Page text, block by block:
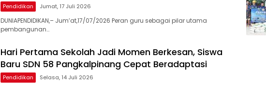
Pendidikan Jumat, 17 Juli 2026
DUNIAPENDIDIKAN,– Jum’at,17/07/2026 Peran guru sebagai pilar utama
pembangunan…
Hari Pertama Sekolah Jadi Momen Berkesan, Siswa
Baru SDN 58 Pangkalpinang Cepat Beradaptasi
Pendidikan Selasa, 14 Juli 2026